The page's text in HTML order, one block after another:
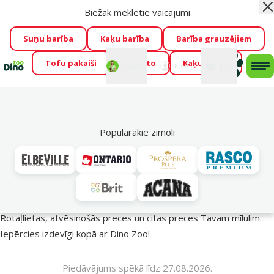
Visu mēnesi Dino Zoo piedāvā lieliskas cenas mīluļu TOP
barībām! 🍖→Skatīt piedāvājumu!
Fotokonkurss “GADA ŪSAIŅI”!
Varbūt tieši Tavs mīlulis
būs 2027. gada zvaigzne
→Piedalīties
Mans
konts
Biežāk meklētie vaicājumi
Suņu barība Kaķu barība Barība grauzējiem
Tofu pakaiši Foresto Kaķu mājas
Populārākie zīmoli
Vasara turpinās – atlaides katrai gaumei!
Rotaļlietas, atvēsinošās preces un citas preces Tavam mīlulim.
Iepērcies izdevīgi kopā ar Dino Zoo!
Piedāvājums spēkā līdz 27.08.2026.